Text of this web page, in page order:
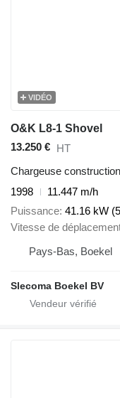
VIDÉO
O&K L8-1 Shovel
13.250 € HT
Chargeuse
1998
11.447 m/h
Puissance 41.16 kW
Vitesse de
Pays-Bas, Boekel
Slecoma Boekel BV